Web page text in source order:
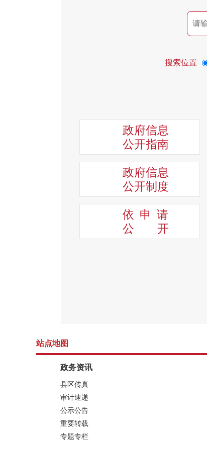
搜索位置
政府信息
公开指南
政府信息
公开制度
依申请
公
开
站点地图
政务资讯
县区传真
审计速递
公示公告
重要转载
专题专栏